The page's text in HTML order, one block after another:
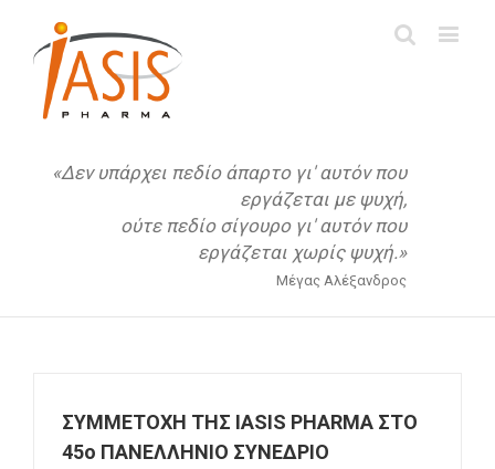
«Δεν υπάρχει πεδίο άπαρτο γι' αυτόν που
εργάζεται με ψυχή,
ούτε πεδίο σίγουρο γι' αυτόν που
εργάζεται χωρίς ψυχή.»
Μέγας Αλέξανδρος
ΣΥΜΜΕΤΟΧΗ THΣ IΑSIS PHARMA ΣΤΟ
45ο ΠΑΝΕΛΛΗΝΙΟ ΣΥΝΕΔΡΙΟ